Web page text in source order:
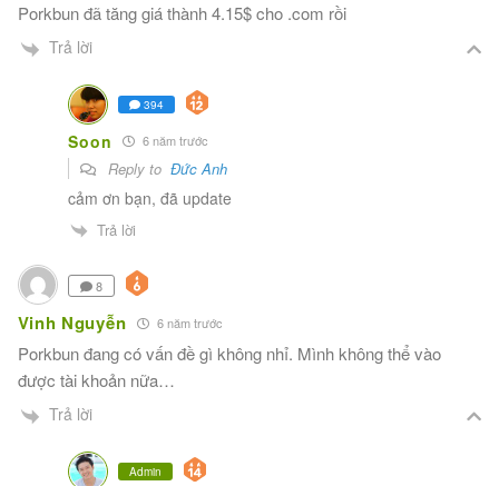
Porkbun đã tăng giá thành 4.15$ cho .com rồi
Trả lời
394
Soon 6 năm trước
Reply toĐức Anh
cảm ơn bạn, đã update
Trả lời
8
Vinh Nguyễn 6 năm trước
Porkbun đang có vấn đề gì không nhỉ. Mình không thể vào
được tài khoản nữa…
Trả lời
Admin